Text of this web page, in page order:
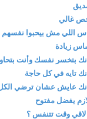
غالي
اللي مش بيحبوا نفسهم
زيادة
بتخسر نفسك وأنت
تايه في كل حاجة
عايش عشان ترضي
يفضل مفتوح
وقت تتنفس ؟